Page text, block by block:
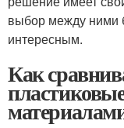
выбор между ними
интересным.
Как